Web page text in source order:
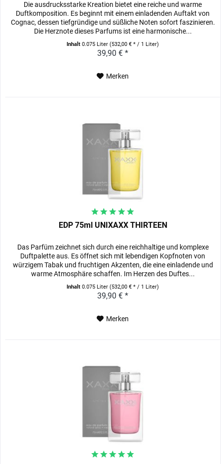
Die ausdrucksstarke Kreation bietet eine reiche und warme
Duftkomposition. Es beginnt mit einem einladenden Auftakt von
Cognac, dessen tiefgründige und süßliche Noten sofort faszinieren.
Die Herznote dieses Parfums ist eine harmonische...
Inhalt0.075 Liter(532,00 € * / 1 Liter)
39,90 € *
Merken
EDP 75ml UNIXAXX THIRTEEN
Das Parfüm zeichnet sich durch eine reichhaltige und komplexe
Duftpalette aus. Es öffnet sich mit lebendigen Kopfnoten von
würzigem Tabak und fruchtigen Akzenten, die eine einladende und
warme Atmosphäre schaffen. Im Herzen des Duftes...
Inhalt0.075 Liter(532,00 € * / 1 Liter)
39,90 € *
Merken